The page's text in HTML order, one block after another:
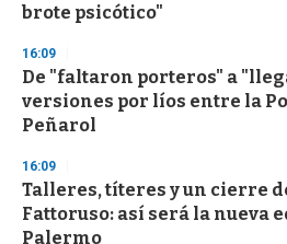
brote psicótico"
16:09
De "faltaron porteros" a
versiones por líos entre la
Peñarol
16:09
Talleres, títeres y un cierre
Fattoruso: así será la nueva
Palermo